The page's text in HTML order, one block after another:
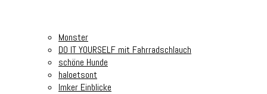
Monster
DO IT YOURSELF mit Fahrradschlauch
schöne Hunde
haloetsont
Imker Einblicke